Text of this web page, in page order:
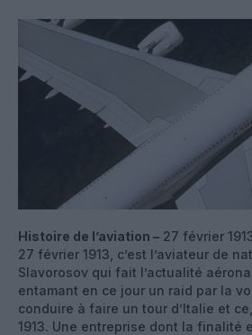
Histoire de l’aviation – 27 février
27 février 1913, c’est l’aviateur de
Slavorosov qui fait l’actualité
entamant en ce jour un raid par la
conduire à faire un tour d’Italie et
1913. Une entreprise dont la finalité